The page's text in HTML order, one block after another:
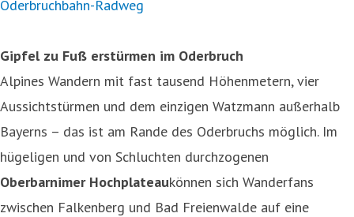
Oderbruchbahn-Radweg
Gipfel zu Fuß erstürmen im Oderbruch
Alpines Wandern mit fast tausend Höhenmetern, vier
Aussichtstürmen und dem einzigen Watzmann außerhalb
Bayerns – das ist am Rande des Oderbruchs möglich. Im
hügeligen und von Schluchten durchzogenen
Oberbarnimer Hochplateaukönnen sich Wanderfans
zwischen Falkenberg und Bad Freienwalde auf eine